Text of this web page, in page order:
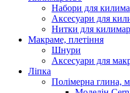
Набори для
Аксесуари для
Нитки для
Макраме, плетіння
Шнури
Аксесуари для
Ліпка
Полімерна глина,